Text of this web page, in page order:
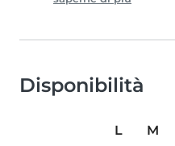
Disponibilità
L M